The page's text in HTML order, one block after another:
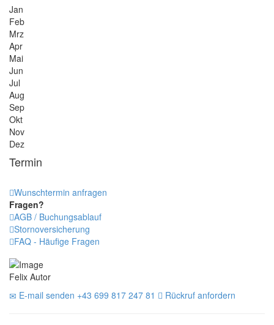
Jan
Feb
Mrz
Apr
Mai
Jun
Jul
Aug
Sep
Okt
Nov
Dez
Termin
Wunschtermin anfragen
Fragen?
AGB / Buchungsablauf
Stornoversicherung
FAQ - Häufige Fragen
Felix Autor
E-mail senden +43 699 817 247 81 Rückruf anfordern